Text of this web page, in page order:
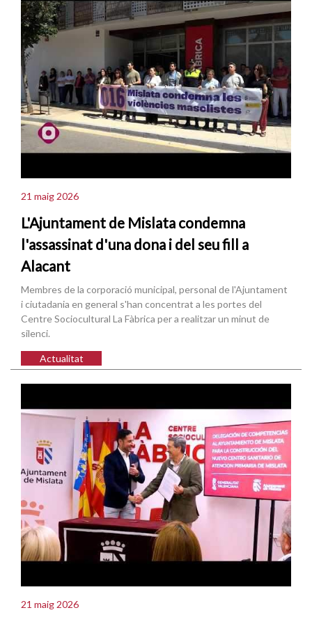
21 maig 2026
L'Ajuntament de Mislata condemna
l'assassinat d'una dona i del seu fill a
Alacant
Membres de la corporació municipal, personal de l'Ajuntament
i ciutadania en general s'han concentrat a les portes del
Centre Sociocultural La Fàbrica per a realitzar un minut de
silenci.
Actualitat
21 maig 2026